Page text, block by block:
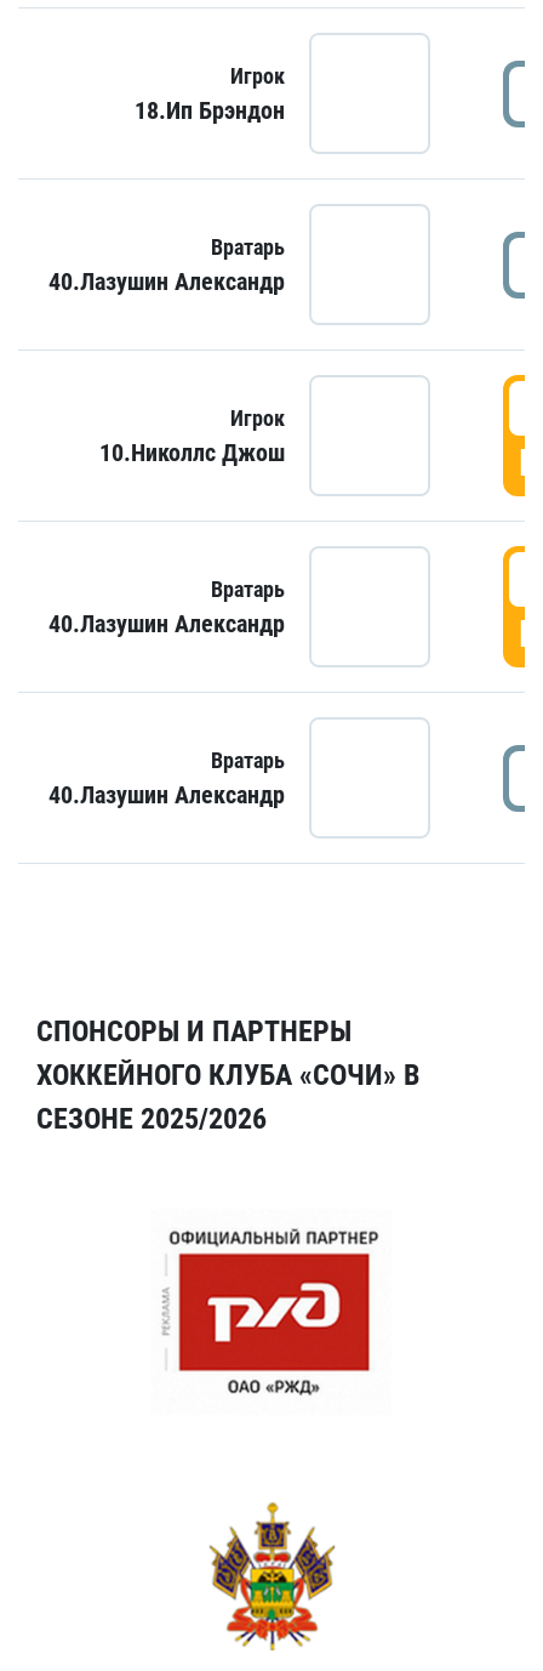
Игрок
18.Ип Брэндон
Вратарь
40.Лазушин Александр
Игрок
10.Николлс Джош
Вратарь
40.Лазушин Александр
Вратарь
40.Лазушин Александр
СПОНСОРЫ И ПАРТНЕРЫ
ХОККЕЙНОГО КЛУБА «СОЧИ» В
СЕЗОНЕ 2025/2026